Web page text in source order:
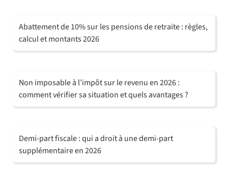
Abattement de 10% sur les pensions de retraite : règles,
calcul et montants 2026
Non imposable à l’impôt sur le revenu en 2026 :
comment vérifier sa situation et quels avantages ?
Demi-part fiscale : qui a droit à une demi-part
supplémentaire en 2026